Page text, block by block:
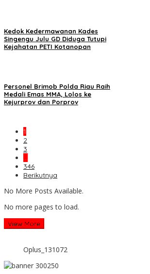
Kedok Kedermawanan Kades
Singengu Julu GD Diduga Tutupi
Kejahatan PETI Kotanopan
Personel Brimob Polda Riau Raih
Medali Emas MMA, Lolos ke
Kejurprov dan Porprov
1
2
3
…
346
Berikutnya
No More Posts Available.
No more pages to load.
View More
Oplus_131072